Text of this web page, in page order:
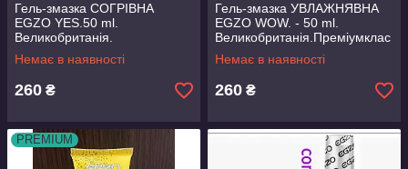
Гель-змазка СОГРІВНА
EGZO YES.50 ml.
Великобританія.
Преміумклас!
Немає в наявності
260 ₴
Гель-змазка УВЛАЖНЯВНА
EGZO WOW. - 50 ml.
Великобританія.Преміумклас
.Немає в наявності
260 ₴
PREMIUM